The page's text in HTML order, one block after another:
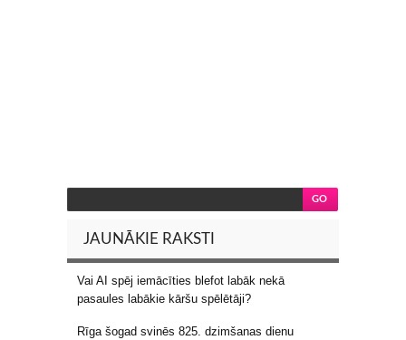
JAUNĀKIE RAKSTI
Vai AI spēj iemācīties blefot labāk nekā
pasaules labākie kāršu spēlētāji?
Rīga šogad svinēs 825. dzimšanas dienu